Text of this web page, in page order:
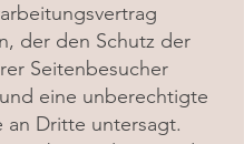
der den Schutz der
Seitenbesucher
eine unberechtigte
an Dritte untersagt.